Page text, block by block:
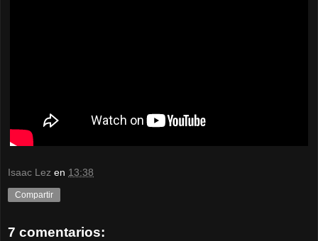
Isaac Lez en 13:38
Compartir
7 comentarios: